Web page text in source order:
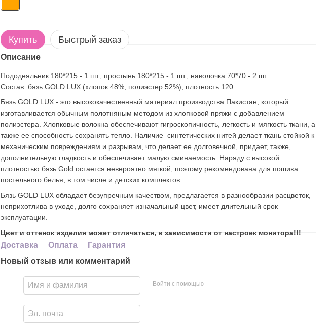
Купить Быстрый заказ
Описание
Пододеяльник 180*215 - 1 шт., простынь 180*215 - 1 шт., наволочка 70*70 - 2 шт.
Состав: бязь GOLD LUX (хлопок 48%, полиэстер 52%), плотность 120
Бязь GOLD LUX - это высококачественный материал производства Пакистан, который
изготавливается обычным полотняным методом из хлопковой пряжи с добавлением
полиэстера. Хлопковые волокна обеспечивают гигроскопичность, легкость и мягкость ткани, а
также ее способность сохранять тепло. Наличие синтетических нитей делает ткань стойкой к
механическим повреждениям и разрывам, что делает ее долговечной, придает, также,
дополнительную гладкость и обеспечивает малую сминаемость. Наряду с высокой
плотностью бязь Gold остается невероятно мягкой, поэтому рекомендована для пошива
постельного белья, в том числе и детских комплектов.
Бязь GOLD LUX обладает безупречным качеством, предлагается в разнообразии расцветок,
неприхотлива в уходе, долго сохраняет изначальный цвет, имеет длительный срок
эксплуатации.
Цвет и оттенок изделия может отличаться, в зависимости от настроек монитора!!!
Доставка Оплата
Гарантия
Новый отзыв или комментарий
Войти с помощью